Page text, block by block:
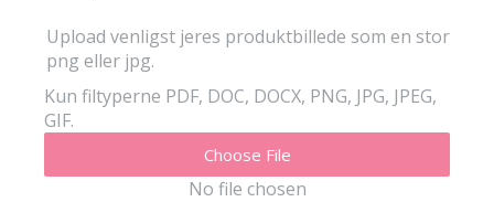
Upload venligst jeres produktbillede som en stor
png eller jpg.
Kun filtyperne PDF, DOC, DOCX, PNG, JPG, JPEG,
GIF.
Choose File
No file chosen